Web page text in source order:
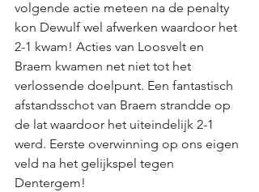
volgende actie meteen na de penalty
kon Dewulf wel afwerken waardoor het
2-1 kwam! Acties van Loosvelt en
Braem kwamen net niet tot het
verlossende doelpunt. Een fantastisch
afstandsschot van Braem strandde op
de lat waardoor het uiteindelijk 2-1
werd. Eerste overwinning op ons eigen
veld na het gelijkspel tegen
Dentergem!